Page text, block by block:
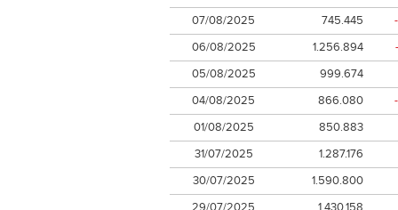
07/08/2025
745.445
06/08/2025
1.256.894
05/08/2025
999.674
04/08/2025
866.080
01/08/2025
850.883
31/07/2025
1.287.176
30/07/2025
1.590.800